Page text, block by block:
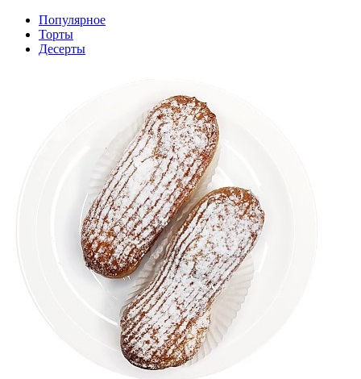
Популярное
Торты
Десерты